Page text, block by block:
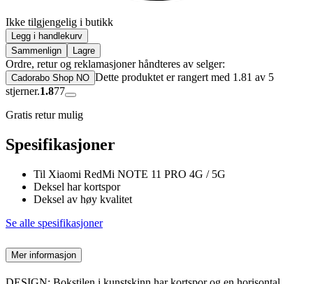
Ikke tilgjengelig i butikk
Legg i handlekurv
Sammenlign
Lagre
Ordre, retur og reklamasjoner håndteres av selger:
Cadorabo Shop NO Dette produktet er rangert med 1.81 av 5
stjerner.1.877
Gratis retur mulig
Spesifikasjoner
Til Xiaomi RedMi NOTE 11 PRO 4G / 5G
Deksel har kortspor
Deksel av høy kvalitet
Se alle spesifikasjoner
Mer informasjon